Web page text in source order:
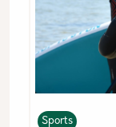
Sports